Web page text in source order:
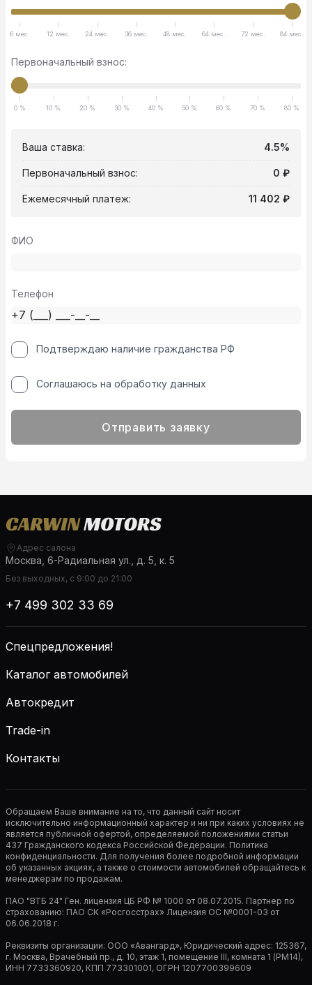
6 мес. 12 мес. 24 мес. 36 мес. 48 мес. 64 мес. 72 мес. 84 мес.
Первоначальный взнос:
0 % 10 % 20 % 30 % 40 % 50 % 60 % 70 % 80 %
Ваша ставка: 4.5%
Первоначальный взнос: 0 ₽
Ежемесячный платеж: 11 402 ₽
ФИО
Телефон
Подтверждаю наличие гражданства РФ
Соглашаюсь на обработку данных
Отправить заявку
Адрес салона
Москва, 6-Радиальная ул., д. 5, к. 5
Без выходных, с 9:00 до 21:00
+7 499 302 33 69
Спецпредложения!
Каталог автомобилей
Автокредит
Trade-in
Контакты
Обращаем Ваше внимание на то, что данный сайт носит
исключительно информационный характер и ни при каких условиях не
является публичной офертой, определяемой положениями статьи
437 Гражданского кодекса Российской Федерации. Политика
конфиденциальности. Для получения более подробной информации
об указанных акциях, а также о стоимости автомобилей обращайтесь к
менеджерам по продажам.
ПАО "ВТБ 24" Ген. лицензия ЦБ РФ № 1000 от 08.07.2015. Партнер по
страхованию: ПАО СК «Росгосстрах» Лицензия ОС №0001-03 от
06.06.2018 г.
Реквизиты организации: ООО «Авангард», Юридический адрес: 125367,
г. Москва, Врачебный пр., д. 10, этаж 1, помещение III, комната 1 (РМ14),
ИНН 7733360920, КПП 773301001, ОГРН 1207700399609